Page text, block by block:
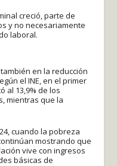
creció, parte de
y no necesariamente
laboral.
en la reducción
el INE, en el primer
al 13,9% de los
mientras que la
cuando la pobreza
mostrando que
vive con ingresos
básicas de